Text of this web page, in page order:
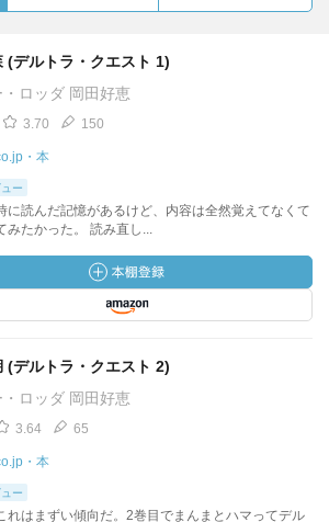
(デルトラ・クエスト 1)
・ロッダ 岡田好恵
3.70 150
・本
ー
に読んだ記憶があるけど、内容は全然覚えてなくて
みたかった。 読み直し...
(デルトラ・クエスト 2)
・ロッダ 岡田好恵
3.64 65
・本
ー
れはまずい傾向だ。2巻目でまんまとハマってデル